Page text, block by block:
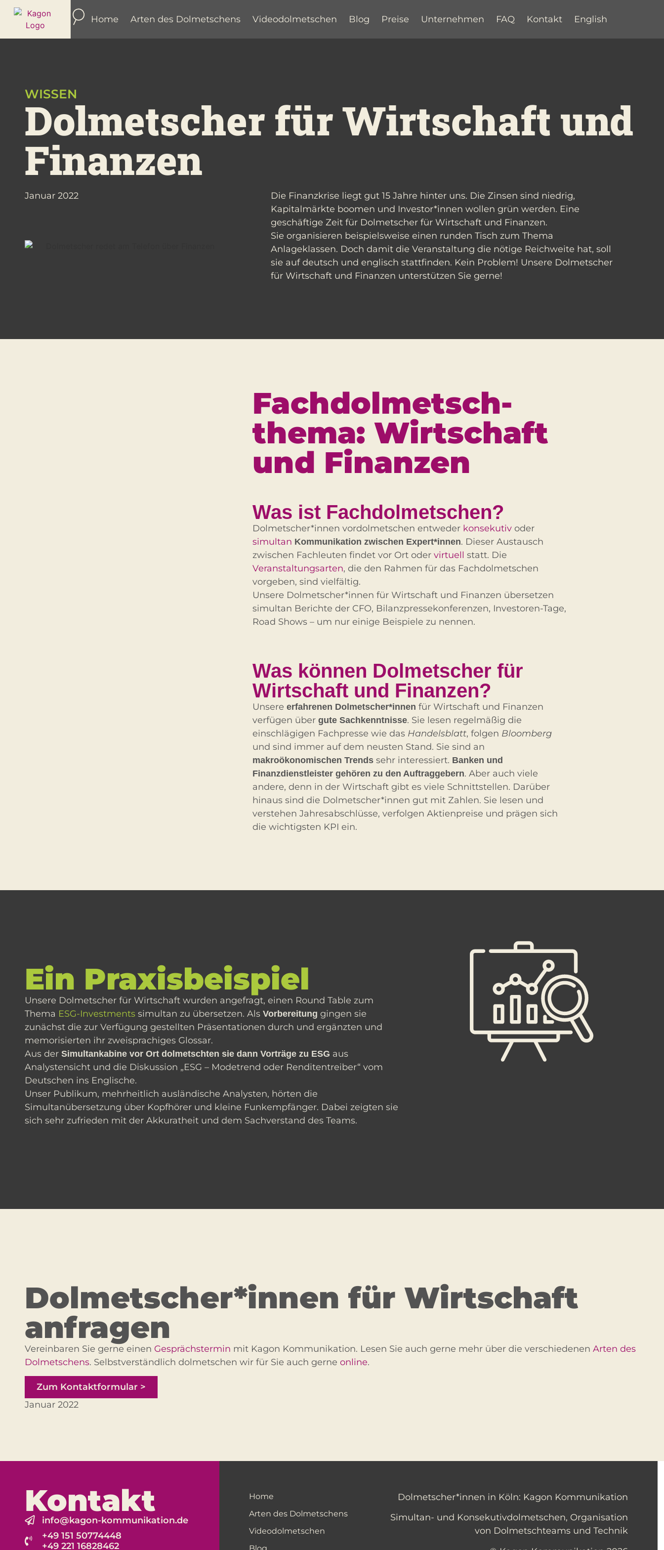
Home Arten des Dolmetschens Videodolmetschen Blog Preise Unternehmen FAQ Kontakt English
WISSEN
Dolmet­scher für Wirtschaft und
Finanzen
Januar 2022
Die Finanzkrise liegt gut 15 Jahre hinter uns. Die Zinsen sind niedrig,
Kapitalmärkte boomen und Investor*innen wollen grün werden. Eine
geschäftige Zeit für Dolmetscher für Wirtschaft und Finanzen.
Sie organisieren beispielsweise einen runden Tisch zum Thema
Anlageklassen. Doch damit die Veranstaltung die nötige Reichweite hat, soll
sie auf deutsch und englisch stattfinden. Kein Problem! Unsere Dolmetscher
für Wirtschaft und Finanzen unterstützen Sie gerne!
Fach­dolmet­sch­
thema: Wirtschaft
und Finanzen
Was ist Fach­dolmetschen?
Dolmetscher*innen vordolmetschen entweder konsekutivoder
simultan Kommunikation zwischen Expert*innen. Dieser Austausch
zwischen Fachleuten findet vor Ort oder virtuell statt. Die
Veranstaltungsarten, die den Rahmen für das Fachdolmetschen
vorgeben, sind vielfältig.
Unsere Dolmetscher*innen für Wirtschaft und Finanzen übersetzen
simultan Berichte der CFO, Bilanzpressekonferenzen, Investoren-Tage,
Road Shows – um nur einige Beispiele zu nennen.
Was können Dolmetscher für
Wirtschaft und Finanzen?
Unsere erfahrenen Dolmetscher*innen für Wirtschaft und Finanzen
verfügen über gute Sachkenntnisse. Sie lesen regelmäßig die
einschlägigen Fachpresse wie das Handelsblatt, folgen Bloomberg
und sind immer auf dem neusten Stand. Sie sind an
makroökonomischen Trendssehr interessiert. Banken und
Finanzdienstleister gehören zu den Auftraggebern. Aber auch viele
andere, denn in der Wirtschaft gibt es viele Schnittstellen. Darüber
hinaus sind die Dolmetscher*innen gut mit Zahlen. Sie lesen und
verstehen Jahresabschlüsse, verfolgen Aktienpreise und prägen sich
die wichtigsten KPI ein.
Ein Praxis­beispiel
Unsere Dolmetscher für Wirtschaft wurden angefragt, einen Round Table zum
Thema ESG-Investments simultan zu übersetzen. Als Vorbereitung gingen sie
zunächst die zur Verfügung gestellten Präsentationen durch und ergänzten und
memorisierten ihr zweisprachiges Glossar.
Aus der Simultankabine vor Ort dolmetschten sie dann Vorträge zu ESG aus
Analystensicht und die Diskussion „ESG – Modetrend oder Renditentreiber“ vom
Deutschen ins Englische.
Unser Publikum, mehrheitlich ausländische Analysten, hörten die
Simultanübersetzung über Kopfhörer und kleine Funkempfänger. Dabei zeigten sie
sich sehr zufrieden mit der Akkuratheit und dem Sachverstand des Teams.
Dolmetscher­*innen für Wirtschaft
anfragen
Vereinbaren Sie gerne einen Gesprächstermin mit Kagon Kommunikation. Lesen Sie auch gerne mehr über die verschiedenen Arten des
Dolmetschens. Selbstverständlich dolmetschen wir für Sie auch gerne online.
Zum Kontaktformular >
Januar 2022
Kontakt
info@kagon-kommunikation.de
+49 151 50774448
+49 221 16828462
Home
Arten des Dolmetschens
Videodolmetschen
Dolmetscher*innen in Köln: Kagon Kommunikation
Simultan- und Konsekutivdolmetschen, Organisation
von Dolmetschteams und Technik